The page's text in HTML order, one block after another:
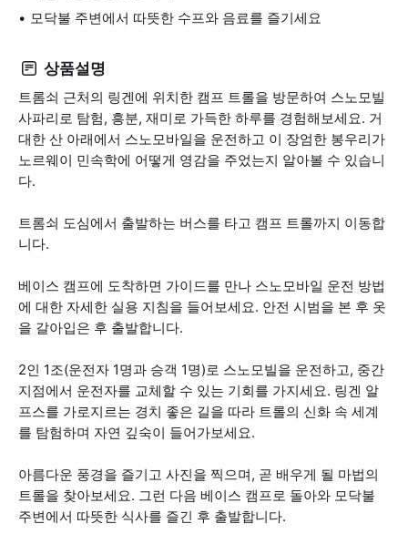
모닥불 주변에서 따뜻한 수프와 음료를 즐기세요
상품설명
트롬쇠 근처의 링겐에 위치한 캠프 트롤을 방문하여 스노모빌
사파리로 탐험, 흥분, 재미로 가득한 하루를 경험해보세요. 거
대한 산 아래에서 스노모바일을 운전하고 이 장엄한 봉우리가
노르웨이 민속학에 어떻게 영감을 주었는지 알아볼 수 있습니
다.
트롬쇠 도심에서 출발하는 버스를 타고 캠프 트롤까지 이동합
니다.
베이스 캠프에 도착하면 가이드를 만나 스노모바일 운전 방법
에 대한 자세한 실용 지침을 들어보세요. 안전 시범을 본 후 옷
을 갈아입은 후 출발합니다.
2인 1조(운전자 1명과 승객 1명)로 스노모빌을 운전하고, 중간
지점에서 운전자를 교체할 수 있는 기회를 가지세요. 링겐 알
프스를 가로지르는 경치 좋은 길을 따라 트롤의 신화 속 세계
를 탐험하며 자연 깊숙이 들어가보세요.
아름다운 풍경을 즐기고 사진을 찍으며, 곧 배우게 될 마법의
트롤을 찾아보세요. 그런 다음 베이스 캠프로 돌아와 모닥불
주변에서 따뜻한 식사를 즐긴 후 출발합니다.